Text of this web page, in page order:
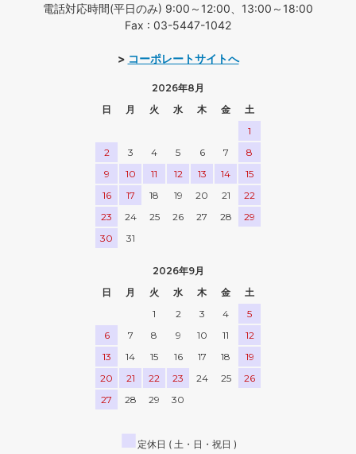
電話対応時間(平日のみ) 9:00～12:00、13:00～18:00
Fax : 03-5447-1042
> コーポレートサイトへ
2026年8月
日
月 火 水 木 金
土
1
2
3 4 5 6 7
8
9
10 11 12 13 14
15
16
17 18 19 20 21
22
23
24 25 26 27 28
29
30
31
2026年9月
日
月 火 水 木 金
土
1
2 3 4
5
6
7 8 9 10 11
12
13
14 15 16 17 18
19
20
21 22 23 24 25
26
27
28 29 30
■ 定休日 ( 土・日・祝日 )